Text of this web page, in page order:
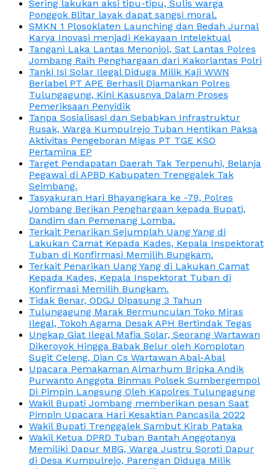
Sering lakukan aksi tipu-tipu, Sulis warga
Ponggok Blitar layak dapat sangsi moral.
SMKN 1 Plosoklaten Launching dan Bedah Jurnal
Karya Inovasi menjadi Kekayaan Intelektual
Tangani Laka Lantas Menonjol, Sat Lantas Polres
Jombang Raih Penghargaan dari Kakorlantas Polri
Tanki Isi Solar Ilegal Diduga Milik Kaji WWN
Berlabel PT APE Berhasil Diamankan Polres
Tulungagung, Kini Kasusnya Dalam Proses
Pemeriksaan Penyidik
Tanpa Sosialisasi dan Sebabkan Infrastruktur
Rusak, Warga Kumpulrejo Tuban Hentikan Paksa
Aktivitas Pengeboran Migas PT TGE KSO
Pertamina EP
Target Pendapatan Daerah Tak Terpenuhi, Belanja
Pegawai di APBD Kabupaten Trenggalek Tak
Seimbang.
Tasyakuran Hari Bhayangkara ke -79, Polres
Jombang Berikan Penghargaan kepada Bupati,
Dandim dan Pemenang Lomba.
Terkait Penarikan Sejumplah Uang Yang di
Lakukan Camat Kepada Kades, Kepala Inspektorat
Tuban di Konfirmasi Memilih Bungkam.
Terkait Penarikan Uang Yang di Lakukan Camat
Kepada Kades, Kepala Inspektorat Tuban di
Konfirmasi Memilih Bungkam.
Tidak Benar, ODGJ Dipasung 3 Tahun
Tulungagung Marak Bermunculan Toko Miras
Ilegal, Tokoh Agama Desak APH Bertindak Tegas
Ungkap Giat Ilegal Mafia Solar, Seorang Wartawan
Dikeroyok Hingga Babak Belur oleh Komplotan
Sugit Celeng, Dian Cs Wartawan Abal-Abal
Upacara Pemakaman Almarhum Bripka Andik
Purwanto Anggota Binmas Polsek Sumbergempol
Di Pimpin Langsung Oleh Kapolres Tulungagung
Wakil Bupati Jombang memberikan pesan Saat
Pimpin Upacara Hari Kesaktian Pancasila 2022
Wakil Bupati Trenggalek Sambut Kirab Pataka
Wakil Ketua DPRD Tuban Bantah Anggotanya
Memiliki Dapur MBG, Warga Justru Soroti Dapur
di Desa Kumpulrejo, Parengan Diduga Milik